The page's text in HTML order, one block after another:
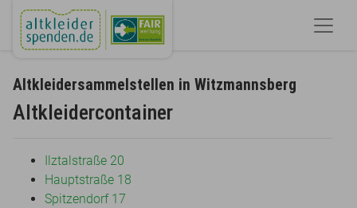
Altkleidersammelstellen in Witzmannsberg
Altkleidercontainer
Ilztalstraße 20
Hauptstraße 18
Spitzendorf 17